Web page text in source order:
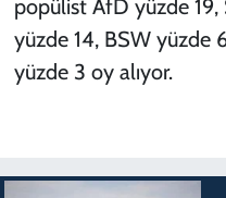
popülist AfD yüzde 19,
yüzde 14, BSW yüzde
yüzde 3 oy alıyor.